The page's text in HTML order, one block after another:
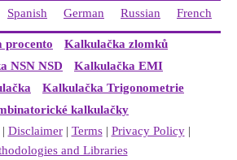
Spanish German Russian French
procento
Kalkulačka zlomků
NSN NSD
Kalkulačka EMI
Kalkulačka Trigonometrie
kalkulačky
Disclaimer| Terms| Privacy Policy|
and Libraries